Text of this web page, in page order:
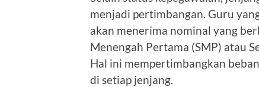
menjadi pertimbangan. Guru
akan menerima nominal yang
Menengah Pertama (SMP) atau
Hal ini mempertimbangkan
di setiap jenjang.